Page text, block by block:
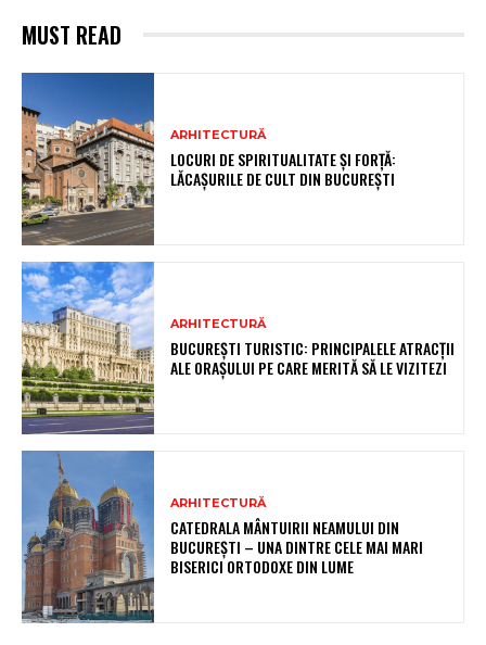
MUST READ
ARHITECTURĂ
LOCURI DE SPIRITUALITATE ȘI FORȚĂ:
LĂCAȘURILE DE CULT DIN BUCUREȘTI
ARHITECTURĂ
BUCUREȘTI TURISTIC: PRINCIPALELE ATRACȚII
ALE ORAȘULUI PE CARE MERITĂ SĂ LE VIZITEZI
ARHITECTURĂ
CATEDRALA MÂNTUIRII NEAMULUI DIN
BUCUREȘTI – UNA DINTRE CELE MAI MARI
BISERICI ORTODOXE DIN LUME